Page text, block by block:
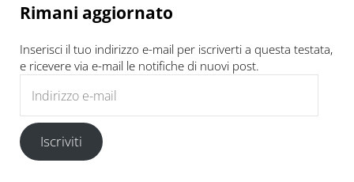
Rimani aggiornato
Inserisci il tuo indirizzo e-mail per iscriverti a questa testata,
e ricevere via e-mail le notifiche di nuovi post.
Iscriviti